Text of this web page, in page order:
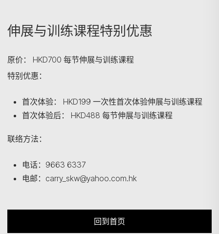
伸展与训练课程特别优惠
原价：
HKD700 每节伸展与训练课程
特别优惠：
首次体验：
HKD199 一次性首次体验伸展与训练课程
首次体验后：
HKD488 每节伸展与训练课程
联络方法：
电话：9663 6337
电邮：carry_skw@yahoo.com.hk
回到首页